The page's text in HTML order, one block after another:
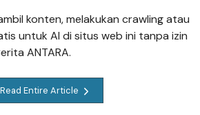
konten, melakukan crawling atau
untuk AI di situs web ini tanpa izin
ANTARA.
Read Entire Article